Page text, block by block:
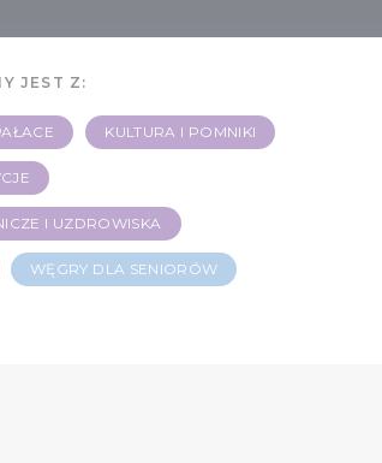
JEST Z:
KULTURA I POMNIKI
I UZDROWISKA
WĘGRY DLA SENIORÓW